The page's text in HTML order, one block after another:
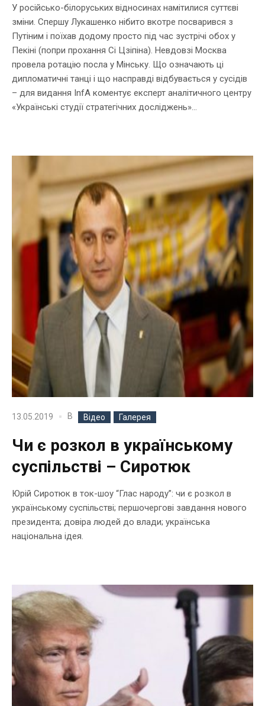
У російсько-білоруських відносинах намітилися суттєві
зміни. Спершу Лукашенко нібито вкотре посварився з
Путіним і поїхав додому просто під час зустрічі обох у
Пекіні (попри прохання Сі Цзіпіна). Невдовзі Москва
провела ротацію посла у Мінську. Що означають ці
дипломатичні танці і що насправді відбувається у сусідів
– для видання InfA коментує експерт аналітичного центру
«Українські студії стратегічних досліджень»...
13.05.2019 В Відео Галерея
Чи є розкол в українському
суспільстві – Сиротюк
Юрій Сиротюк в ток-шоу “Глас народу”: чи є розкол в
українському суспільстві; першочергові завдання нового
президента; довіра людей до влади; українська
національна ідея.